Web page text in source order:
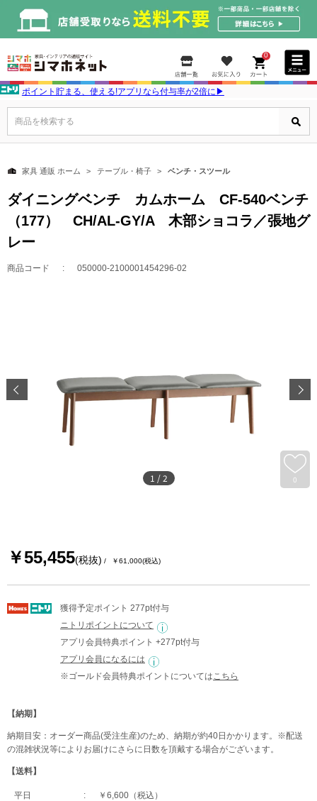
0
ポイント貯まる、使える!アプリなら付与率が2倍に▶
商品を検索する
家具 通販 ホーム テーブル・椅子 ベンチ・スツール
ダイニングベンチ カムホーム CF-540ベンチ
（177） CH/AL-GY/A 木部ショコラ／張地グ
レー
商品コード 050000-2100001454296-02
0
1 /2
￥55,455(税抜) ￥61,000(税込)
獲得予定ポイント 277pt付与
ニトリポイントについて
アプリ会員特典ポイント +277pt付与
アプリ会員になるには
※ゴールド会員特典ポイントについては こちら
【納期】
納期目安：オーダー商品(受注生産)のため、納期が約40日かかります。※配送
の混雑状況等によりお届けにさらに日数を頂戴する場合がございます。
【送料】
平日
￥6,600（税込）